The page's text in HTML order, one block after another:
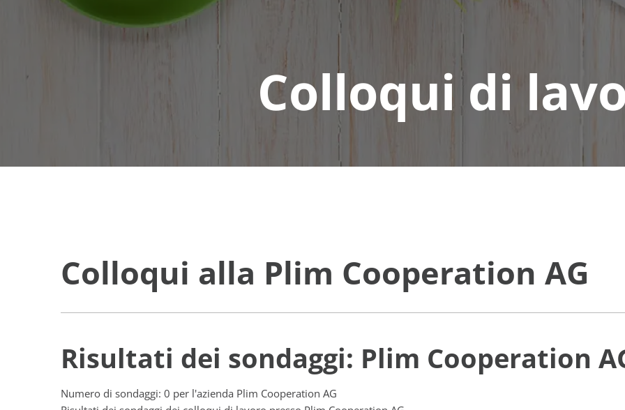
Colloqui di
Colloqui alla Plim Cooperation AG
Risultati dei sondaggi: Plim Cooperation
Numero di sondaggi: 0 per l'azienda Plim Cooperation AG